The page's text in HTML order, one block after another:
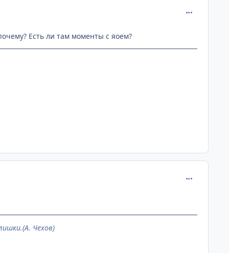
Есть ли там моменты с яоем?
Чехов)